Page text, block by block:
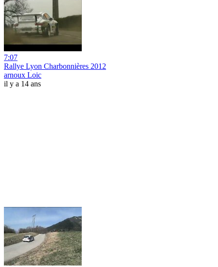
7:07
Rallye Lyon Charbonnières 2012
arnoux Loic
il y a 14 ans